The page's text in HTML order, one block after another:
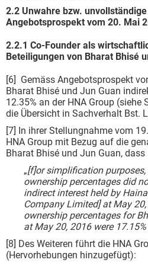
2.2 Unwahre bzw.
Angebotsprospekt vom 20. Mai
2.2.1 Co-Founder als
Beteiligungen von Bharat Bhisé
[6] Gemäss Angebotsprospekt
Bharat Bhisé und Jun Guan
12.35% an der HNA Group (siehe
die Übersicht in Sachverhalt Bst.
[7] In ihrer Stellungnahme vom
HNA Group mit Bezug auf die
Bharat Bhisé und Jun Guan, dass
„[f]or simplification
ownership percentages did
indirect interest held by
Company Limited] at May
ownership percentages for
at May 20, 2016 were
[8] Des Weiteren führt die HNA
(Hervorhebungen hinzugefügt):